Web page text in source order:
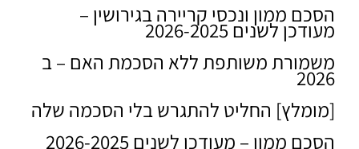
הסכם ממון ונכסי קריירה בגירושין –
מעודכן לשנים 2026-2025
משמורת משותפת ללא הסכמת האם – ב
2026
[מומלץ] החליט להתגרש בלי הסכמה שלה
הסכם ממון – מעודכן לשנים 2026-2025